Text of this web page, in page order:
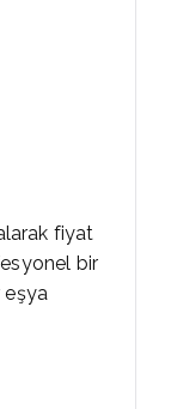
fiyat
bir
eşya